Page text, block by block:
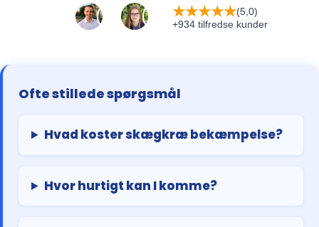
★★★★★(5,0)
+934 tilfredse kunder
Ofte stillede spørgsmål
Hvad koster skægkræ bekæmpelse?
Hvor hurtigt kan I komme?